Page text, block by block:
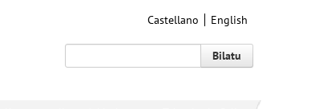
Castellano English
Bilatu